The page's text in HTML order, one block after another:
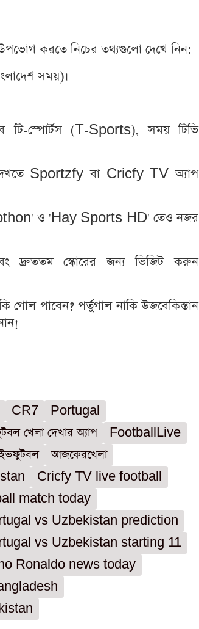
করতে নিচের তথ্যগুলো দেখে নিন:
সময়)।
টি-স্পোর্টস (T-Sports), সময় টিভি
দেখতে Sportzfy বা Cricfy TV অ্যাপ
ও 'Hay Sports HD' তেও নজর
দ্রুততম স্কোরের জন্য ভিজিট করুন
গোল পাবেন? পর্তুগাল নাকি উজবেকিস্তান
CR7
Portugal
খেলা দেখার অ্যাপ
FootballLive
আজকেরখেলা
Cricfy TV live football
match today
vs Uzbekistan prediction
vs Uzbekistan starting 11
Ronaldo news today